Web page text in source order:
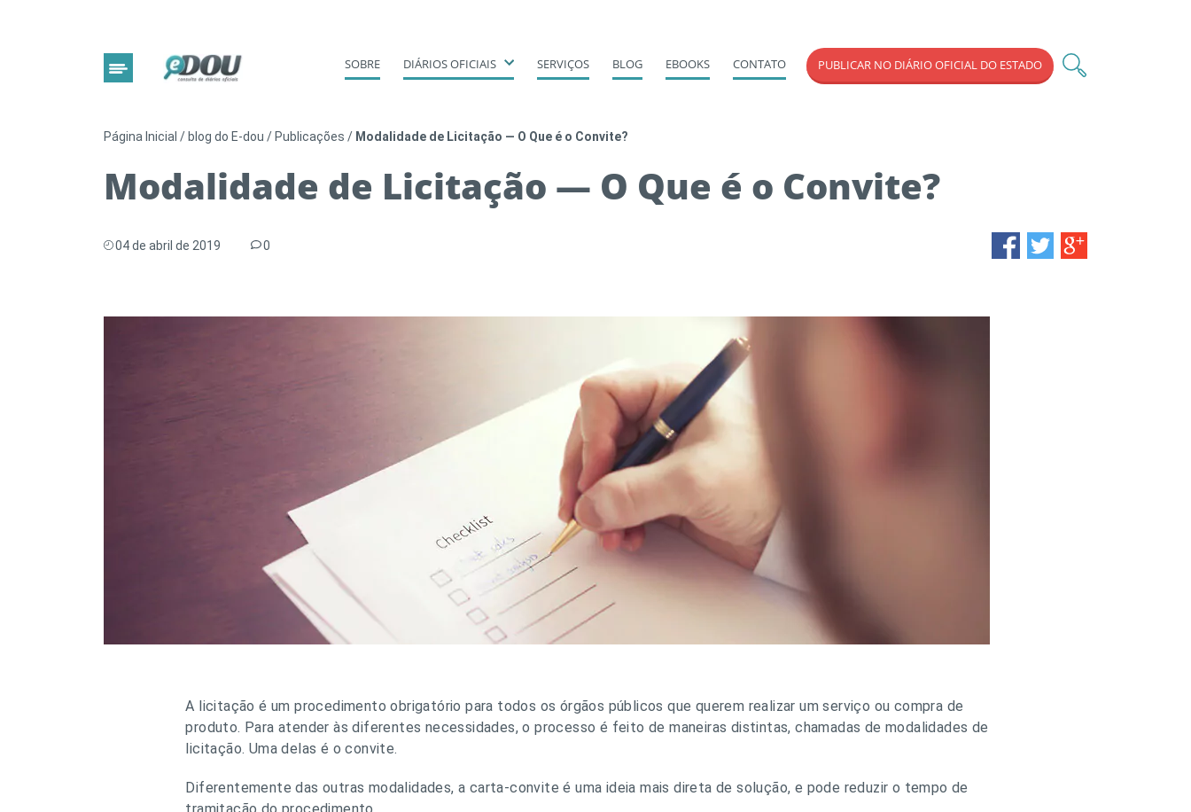
SOBRE DIÁRIOS OFICIAIS SERVIÇOS BLOG EBOOKS CONTATO PUBLICAR NO DIÁRIO OFICIAL DO ESTADO
Página Inicial / blog do E-dou / Publicações / Modalidade de Licitação — O Que é o Convite?
Modalidade de Licitação — O Que é o Convite?
04 de abril de 2019 0
A licitação é um procedimento obrigatório para todos os órgãos públicos que querem realizar um serviço ou compra de
produto. Para atender às diferentes necessidades, o processo é feito de maneiras distintas, chamadas de modalidades de
licitação. Uma delas é o convite.
Diferentemente das outras modalidades, a carta-convite é uma ideia mais direta de solução, e pode reduzir o tempo de